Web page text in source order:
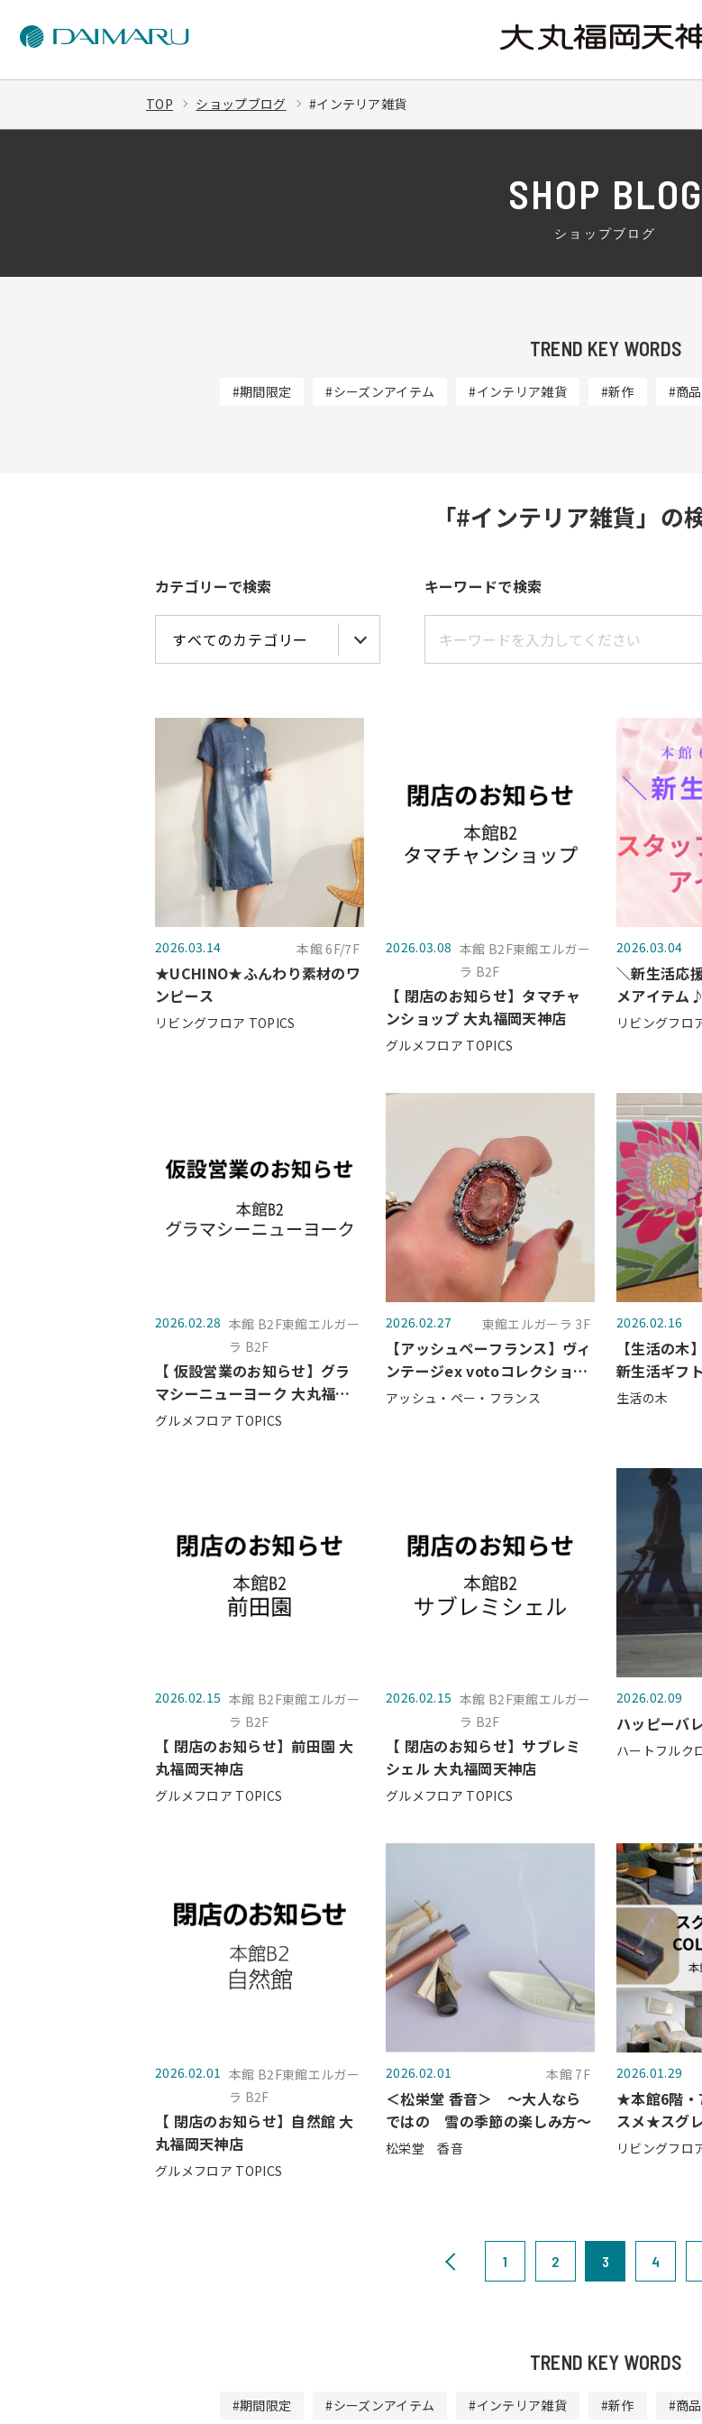
TOP ショップブログ #インテリア雑貨
SHOP BLOG
ショップブログ
TREND KEY WORDS
#期間限定 #シーズンアイテム #インテリア雑貨 #新作 #商
「#インテリア雑貨」の
カテゴリーで検索 キーワードで検索
2026.03.14 本館 6F/7F
★UCHINO★ふんわり素材のワ
ンピース
リビングフロア TOPICS
2026.03.08 本館 B2F東館エルガー
ラ B2F
【 閉店のお知らせ】タマチャ
ンショップ 大丸福岡天神店
グルメフロア TOPICS
2026.03.04
＼新生活応
メアイテム♪
リビングフロ
2026.02.28 本館 B2F東館エルガー
ラ B2F
【 仮設営業のお知らせ】グラ
マシーニューヨーク 大丸福岡
天神店
グルメフロア TOPICS
2026.02.27 東館エルガーラ 3F
【アッシュぺーフランス】ヴィ
ンテージex votoコレクション
by GEM KINGDOM
アッシュ・ペー・フランス
2026.02.16
【生活の
新生活ギフ
生活の木
2026.02.15 本館 B2F東館エルガー
ラ B2F
【 閉店のお知らせ】前田園 大
丸福岡天神店
グルメフロア TOPICS
2026.02.15 本館 B2F東館エルガー
ラ B2F
【 閉店のお知らせ】サブレミ
シェル 大丸福岡天神店
グルメフロア TOPICS
2026.02.09
ハッピーバ
ハートフルク
2026.02.01 本館 B2F東館エルガー
ラ B2F
【 閉店のお知らせ】自然館 大
丸福岡天神店
グルメフロア TOPICS
2026.02.01 本館 7F
＜松栄堂 香音＞ 〜大人なら
ではの 雪の季節の楽しみ方〜
松栄堂 香音
2026.01.29
★本館6階
スメ★スグ
リビングフロ
1 2 3 4
TREND KEY WORDS
#期間限定 #シーズンアイテム #インテリア雑貨 #新作 #商